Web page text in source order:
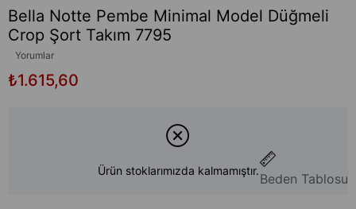
Bella Notte Pembe Minimal Model Düğmeli
Crop Şort Takım 7795
Yorumlar
₺1.615,60
Beden Tablosu
Ürün stoklarımızda kalmamıştır.